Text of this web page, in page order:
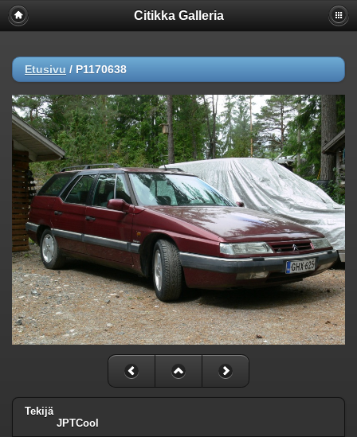
Citikka Galleria
Etusivu / P1170638
Tekijä
JPTCool